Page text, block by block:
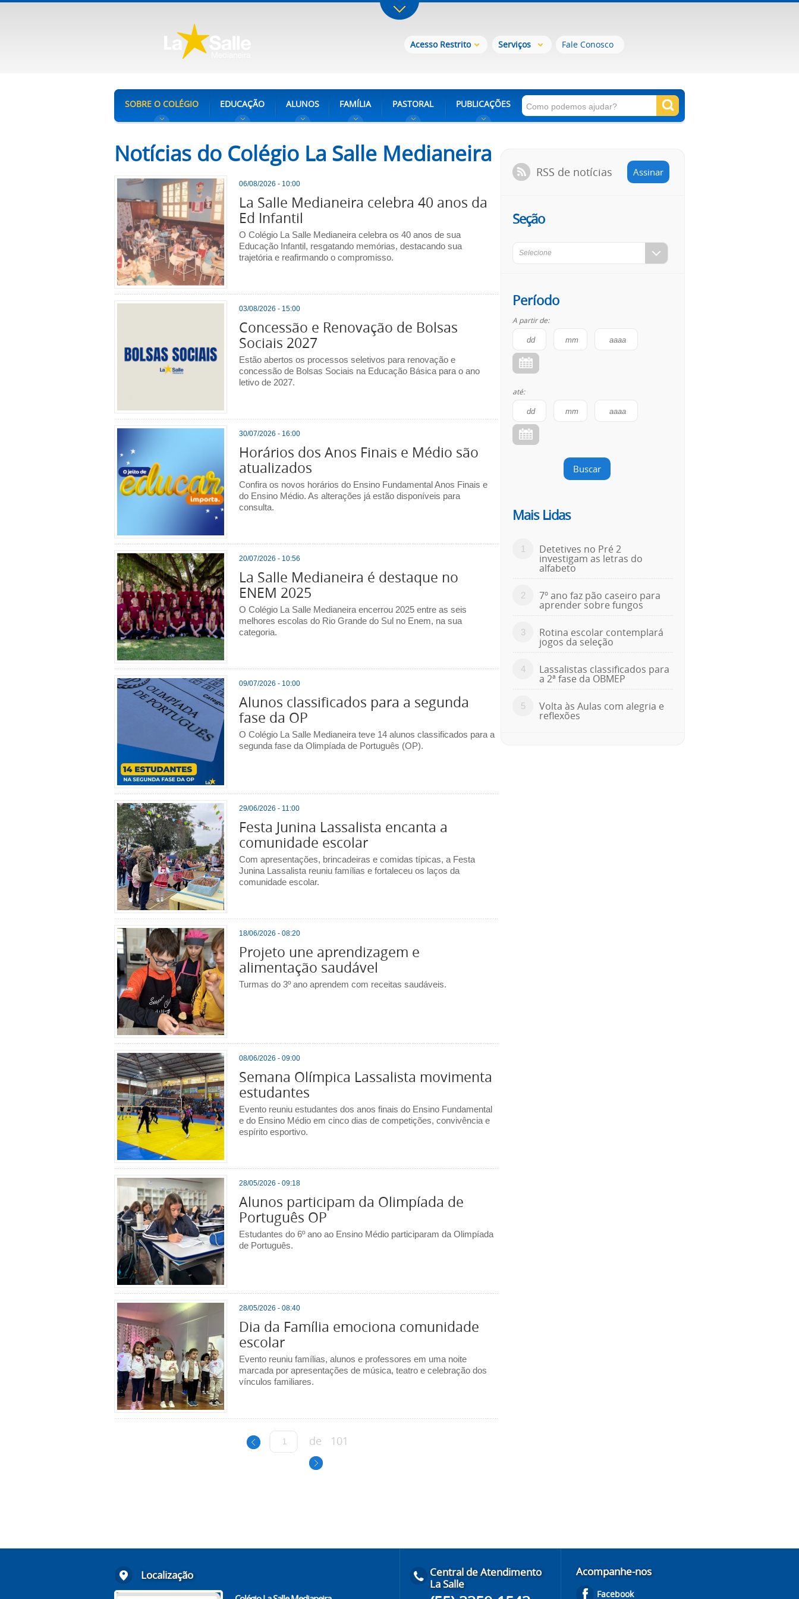
Acesso Restrito Serviços Fale Conosco
SOBRE O COLÉGIO EDUCAÇÃO ALUNOS FAMÍLIA PASTORAL PUBLICAÇÕES
Notícias do Colégio La Salle Medianeira
06/08/2026 - 10:00
La Salle Medianeira celebra 40 anos da
Ed Infantil
O Colégio La Salle Medianeira celebra os 40 anos de sua
Educação Infantil, resgatando memórias, destacando sua
trajetória e reafirmando o compromisso.
03/08/2026 - 15:00
Concessão e Renovação de Bolsas
Sociais 2027
Estão abertos os processos seletivos para renovação e
concessão de Bolsas Sociais na Educação Básica para o ano
letivo de 2027.
30/07/2026 - 16:00
Horários dos Anos Finais e Médio são
atualizados
Confira os novos horários do Ensino Fundamental Anos Finais e
do Ensino Médio. As alterações já estão disponíveis para
consulta.
20/07/2026 - 10:56
La Salle Medianeira é destaque no
ENEM 2025
O Colégio La Salle Medianeira encerrou 2025 entre as seis
melhores escolas do Rio Grande do Sul no Enem, na sua
categoria.
09/07/2026 - 10:00
Alunos classificados para a segunda
fase da OP
O Colégio La Salle Medianeira teve 14 alunos classificados para a
segunda fase da Olimpíada de Português (OP).
29/06/2026 - 11:00
Festa Junina Lassalista encanta a
comunidade escolar
Com apresentações, brincadeiras e comidas típicas, a Festa
Junina Lassalista reuniu famílias e fortaleceu os laços da
comunidade escolar.
18/06/2026 - 08:20
Projeto une aprendizagem e
alimentação saudável
Turmas do 3º ano aprendem com receitas saudáveis.
08/06/2026 - 09:00
Semana Olímpica Lassalista movimenta
estudantes
Evento reuniu estudantes dos anos finais do Ensino Fundamental
e do Ensino Médio em cinco dias de competições, convivência e
espírito esportivo.
28/05/2026 - 09:18
Alunos participam da Olimpíada de
Português OP
Estudantes do 6º ano ao Ensino Médio participaram da Olimpíada
de Português.
28/05/2026 - 08:40
Dia da Família emociona comunidade
escolar
Evento reuniu famílias, alunos e professores em uma noite
marcada por apresentações de música, teatro e celebração dos
vínculos familiares.
de 101
RSS de notícias Assinar
Seção
Selecione
Período
A partir de:
até:
Buscar
Mais Lidas
1 Detetives no Pré 2
investigam as letras do
alfabeto
2 7º ano faz pão caseiro para
aprender sobre fungos
3 Rotina escolar contemplará
jogos da seleção
4 Lassalistas classificados para
a 2ª fase da OBMEP
5 Volta às Aulas com alegria e
reflexões
Localização
Central de Atendimento
La Salle
Acompanhe-nos
Facebook